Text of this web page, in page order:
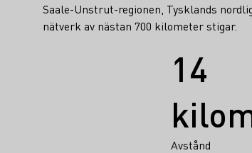
Saale-Unstrut-regionen, Tysklands
nätverk av nästan 700 kilometer stigar.
14
Avstånd